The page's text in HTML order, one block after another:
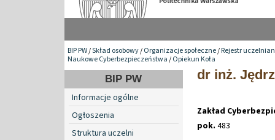
BIP PW/Skład osobowy/Organizacje społeczne/Rejestr
Naukowe Cyberbezpieczeństwa/Opiekun Koła
BIP PW
Informacje ogólne
Ogłoszenia
Struktura uczelni
dr inż.
Zakład
pok. 483